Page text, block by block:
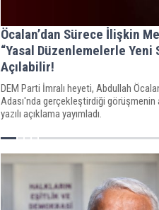
Öcalan’dan Sürece İlişkin
“Yasal Düzenlemelerle Yeni
Açılabilir!
DEM Parti İmralı heyeti, Abdullah
Adası'nda gerçekleştirdiği görüşmenin
yazılı açıklama yayımladı.